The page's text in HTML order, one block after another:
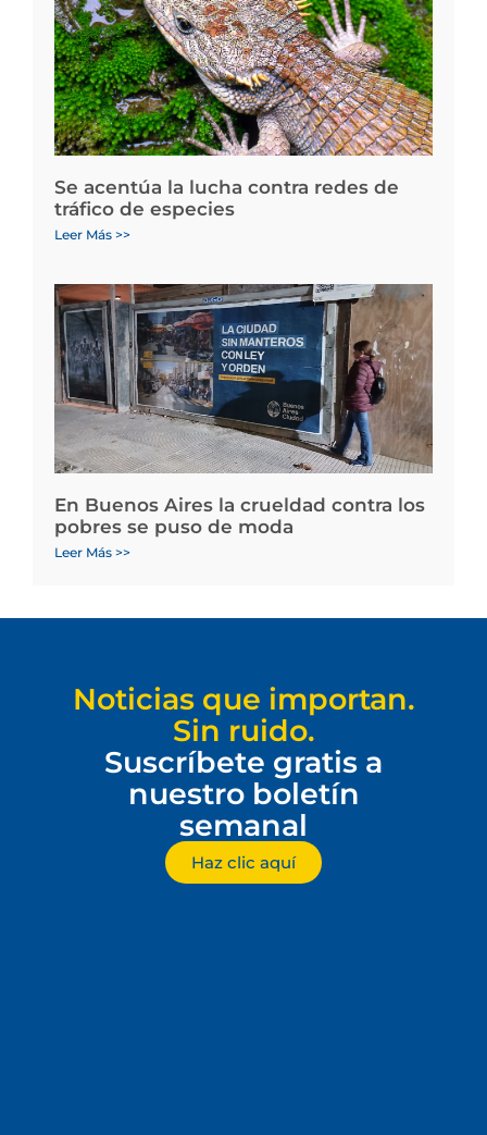
Se acentúa la lucha contra redes de
tráfico de especies
Leer Más >>
En Buenos Aires la crueldad contra los
pobres se puso de moda
Leer Más >>
Noticias que importan.
Sin ruido.
Suscríbete gratis a
nuestro boletín
semanal
Haz clic aquí